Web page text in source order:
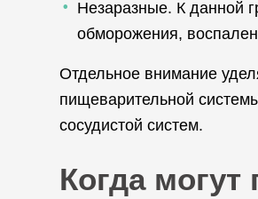
Незаразные. К данной
обморожения,
Отдельное внимание
пищеварительной
сосудистой систем.
Когда могут